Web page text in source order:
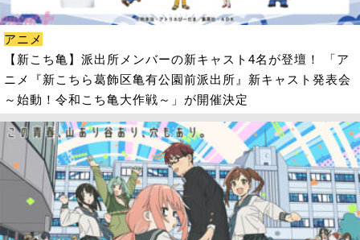
アニメ
【新こち亀】派出所メンバーの新キャスト4名が登壇！ 「ア
ニメ『新こちら葛飾区亀有公園前派出所』新キャスト発表会
～始動！令和こち亀大作戦～」が開催決定